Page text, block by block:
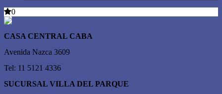
0
CASA CENTRAL CABA
Avenida Nazca 3609
Tel: 11 5121 4336
SUCURSAL VILLA DEL PARQUE